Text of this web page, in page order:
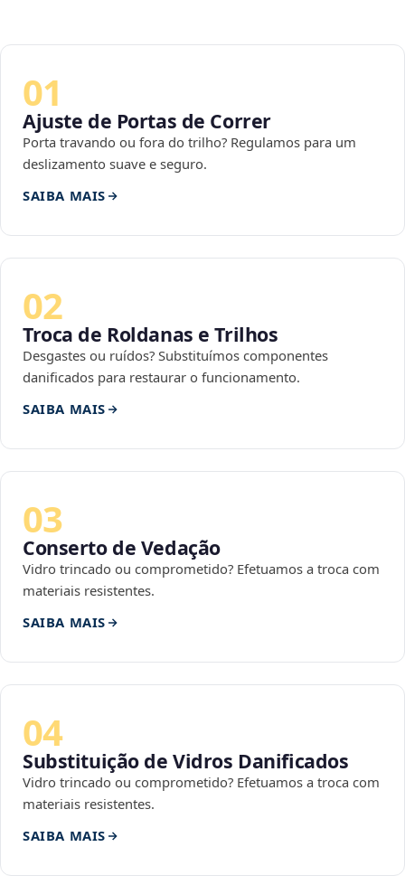
01
Ajuste de Portas de Correr
Porta travando ou fora do trilho? Regulamos para um
deslizamento suave e seguro.
SAIBA MAIS
02
Troca de Roldanas e Trilhos
Desgastes ou ruídos? Substituímos componentes
danificados para restaurar o funcionamento.
SAIBA MAIS
03
Conserto de Vedação
Vidro trincado ou comprometido? Efetuamos a troca com
materiais resistentes.
SAIBA MAIS
04
Substituição de Vidros Danificados
Vidro trincado ou comprometido? Efetuamos a troca com
materiais resistentes.
SAIBA MAIS